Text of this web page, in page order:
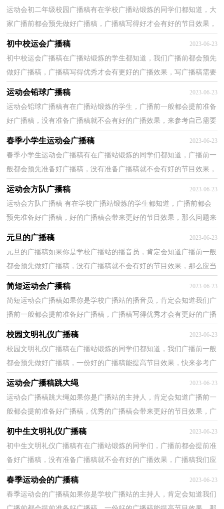
运动会初二年级校园广播稿有在学校广播站锻炼的同学们都知道，大
家广播前都会预先做好广播稿，广播稿写得好才会有好的节目效果，
初中校运会广播稿 2023-06-23
初中校运会广播稿在广播站锻炼的学生都知道，我们广播前都会预先
做好广播稿，广播稿写得优秀才会有更好的广播效果，写广播稿需要
运动会铅球广播稿 2023-06-23
运动会铅球广播稿有在广播站锻炼的学生，广播前一般都会提前准备
好广播稿，没有准备广播稿就不会有好的广播效果，来参考自己需要
春季小学生运动会广播稿 2023-06-23
春季小学生运动会广播稿有在广播站锻炼的同学们都知道，广播前一
般都会预先准备好广播稿，没有准备广播稿就不会有好的节目效果，
广播稿应该怎么写才好呢？下面是小编整理的春季小学...
运动会方队广播稿 2023-06-23
运动会方队广播稿 有在学校广播站锻炼的学生都知道，广播前都会
预先准备好广播稿，好的广播稿会带来更好的节目效果，那么问题来
元旦的广播稿 2023-06-23
元旦的广播稿如果你是学校广播站的播音员，肯定会知道广播前一般
都会预先做好广播稿，没有广播稿就不会有好的节目效果，那么应当
简短运动会广播稿 2023-06-23
简短运动会广播稿如果你是学校广播站的播音员，肯定会知道我们广
播前一般都会提前准备好广播稿，广播稿写得优秀才会有更好的广播
校园文明礼仪广播稿 2023-06-23
校园文明礼仪广播稿在广播站锻炼的同学们都知道，我们广播前一般
都会预先做好广播稿，一份好的广播稿能提高节目效果，快来参考广
运动会广播稿跳大绳 2023-06-23
运动会广播稿跳大绳如果你是广播站的主持人，肯定会知道广播前一
般都会提前准备好广播稿，优秀的广播稿会带来更好的节目效果，广
初中生文明礼仪广播稿 2023-06-23
初中生文明礼仪广播稿有在广播站锻炼的同学们，广播前都会提前准
备好广播稿，没有准备广播稿就不会有好的广播效果，广播稿我们应
春季运动会的广播稿 2023-06-23
春季运动会的广播稿如果你是学校广播站的主持人，肯定会知道我们